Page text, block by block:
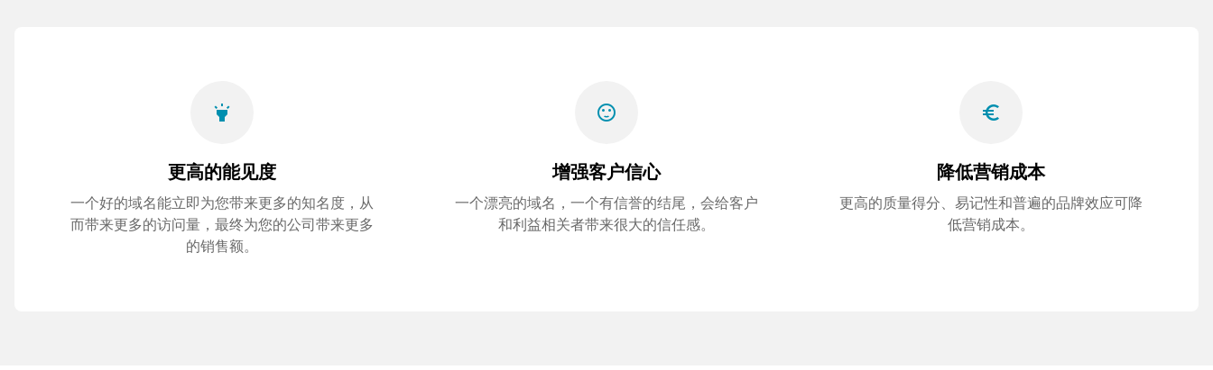
highlight
更高的能见度
一个好的域名能立即为您带来更多的知名度，从
而带来更多的访问量，最终为您的公司带来更多
的销售额。
sentiment_satisfied
增强客户信心
一个漂亮的域名，一个有信誉的结尾，会给客户
和利益相关者带来很大的信任感。
euro_symbol
降低营销成本
更高的质量得分、易记性和普遍的品牌效应可降
低营销成本。